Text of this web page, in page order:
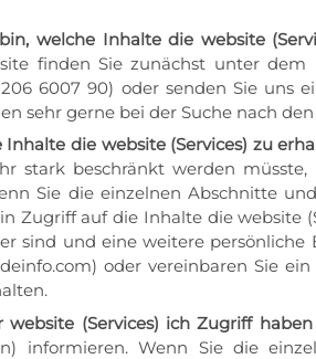
welche Inhalte die website
finden Sie zunächst unter
6007 90) oder senden Sie uns
sehr gerne bei der Suche nach
die website (Services) zu
stark beschränkt werden
Sie die einzelnen Abschnitte
auf die Inhalte die website
sind und eine weitere
oder vereinbaren Sie
(Services) ich Zugriff
informieren. Wenn Sie die